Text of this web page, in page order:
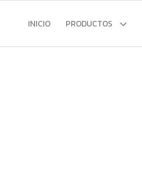
INICIO PRODUCTOS